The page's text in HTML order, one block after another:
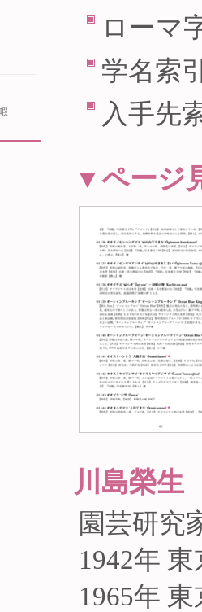
ローマ
学名索
入手先
▼ページ
川島榮
園芸研究
1942年
1965年